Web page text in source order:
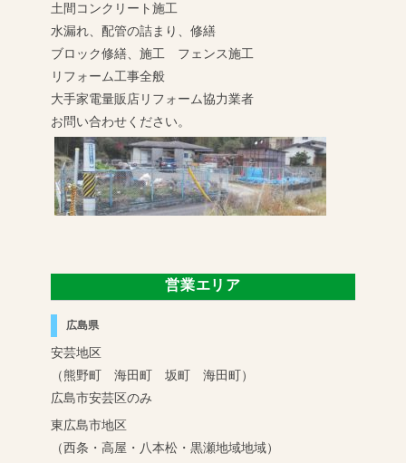
土間コンクリート施工
水漏れ、配管の詰まり、修繕
ブロック修繕、施工 フェンス施工
リフォーム工事全般
大手家電量販店リフォーム協力業者
お問い合わせください。
営業エリア
広島県
安芸地区
（熊野町 海田町 坂町 海田町）
広島市安芸区のみ
東広島市地区
（西条・高屋・八本松・黒瀬地域地域）